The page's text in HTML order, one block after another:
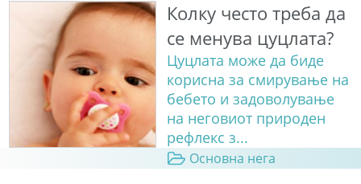
Колку често треба да
се менува цуцлата?
Цуцлата може да биде
корисна за смирување на
бебето и задоволување
на неговиот природен
рефлекс з...
Основна нега